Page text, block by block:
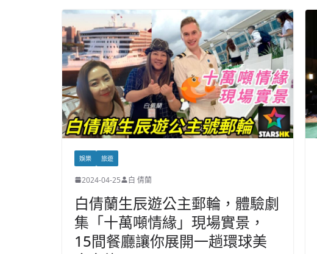
娛樂 旅遊
2024-04-25 白 倩蘭
白倩蘭生辰遊公主郵輪，體驗劇
集「十萬噸情緣」現場實景，
15間餐廳讓你展開一趟環球美